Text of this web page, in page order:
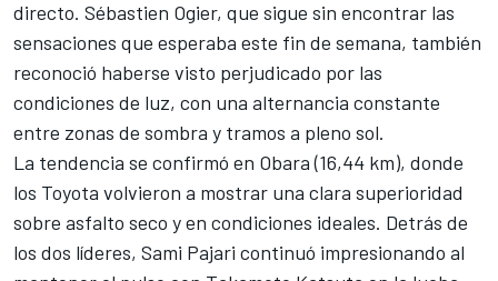
directo. Sébastien Ogier, que sigue sin encontrar las
sensaciones que esperaba este fin de semana, también
reconoció haberse visto perjudicado por las
condiciones de luz, con una alternancia constante
entre zonas de sombra y tramos a pleno sol.
La tendencia se confirmó en Obara (16,44 km), donde
los Toyota volvieron a mostrar una clara superioridad
sobre asfalto seco y en condiciones ideales. Detrás de
los dos líderes, Sami Pajari continuó impresionando al